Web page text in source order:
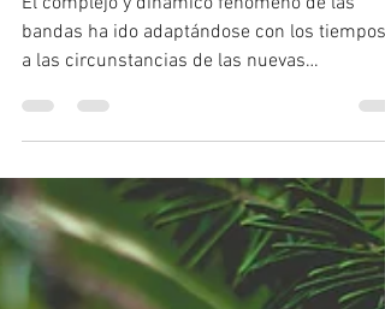
Bandas.
El complejo y dinámico fenómeno de las
generaciones y...